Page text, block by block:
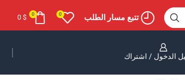
تتبع مسار الطلب 0
0
0 $
الدخول / اشتراك